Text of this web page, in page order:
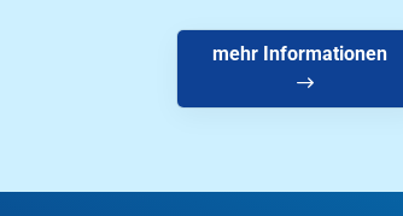
mehr Informationen